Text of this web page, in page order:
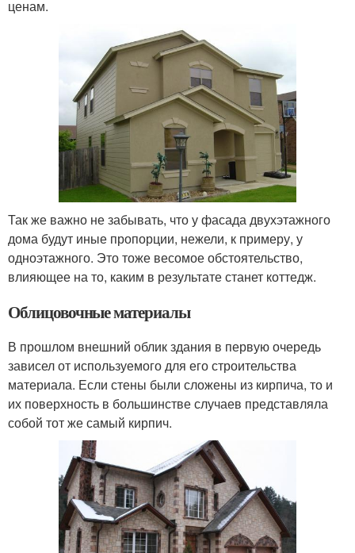
ценам.
Так же важно не забывать, что у фасада двухэтажного
дома будут иные пропорции, нежели, к примеру, у
одноэтажного. Это тоже весомое обстоятельство,
влияющее на то, каким в результате станет коттедж.
Облицовочные материалы
В прошлом внешний облик здания в первую очередь
зависел от используемого для его строительства
материала. Если стены были сложены из кирпича, то и
их поверхность в большинстве случаев представляла
собой тот же самый кирпич.